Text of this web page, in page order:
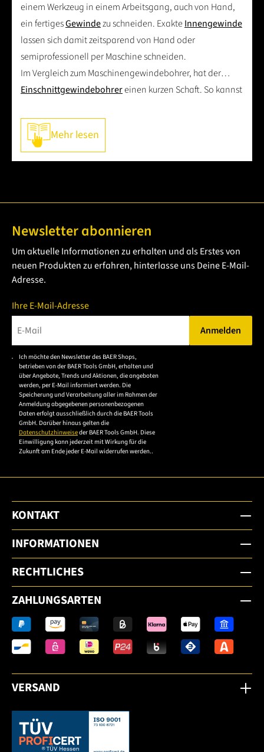
einem Werkzeug in einem Arbeitsgang, auch von Hand,
ein fertigesGewindezu schneiden. ExakteInnengewinde
lassen sich damit zeitsparend von Hand oder
semiprofessionell per Maschine schneiden.
Im Vergleich zum Maschinengewindebohrer, hat der
Einschnittgewindebohrereinen kurzen Schaft. So kannst
verkanten und lässt sich mit Windeisen,
Werkzeugratschen oder anderen Haltewerkzeugen mit
Vierkantaufnahme betätigen.
einen Vorschneider oder Mittelschneider.
Handgewindebohrer-Satz ganz klar den preislichen
Vorteil, da nicht mehr zwei oder dreiGewindebohrerzum
Vorschneiden benötigt werden, sondern nur noch ein
auch die Effizienz beim Gewindeschneiden deutlich
Durch die geraden Nuten und dem Schälanschnitt
werden die Späne in Schneidrichtung aus der Bohrung
gedrückt und sind dadurch nur fürDurchgangslöcher
einsetzbar. In Sacklöchern würde es zu
Spanverklemmungen kommen und
Werkzeugbeschädigungen kommen. Durch seine gerade
und flachen Nuten, ist dieserGewindebohrer
mit spiralgenuteteGewindeschneider
Mehr lesen
Newsletter abonnieren
Um aktuelle Informationen zu erhalten und als Erstes von
neuen Produkten zu erfahren, hinterlasse uns Deine E-Mail-
Adresse.
Ihre E-Mail-Adresse
Bitte geben Sie eine gültige E-Mail-Adresse ein.
Anmelden
Ich möchte den Newsletter des BAER Shops,
betrieben von der BAER Tools GmbH, erhalten und
über Angebote, Trends und Aktionen, die angeboten
werden, per E-Mail informiert werden. Die
Speicherung und Verarbeitung aller im Rahmen der
Anmeldung abgegebenen personenbezogenen
Daten erfolgt ausschließlich durch die BAER Tools
GmbH. Darüber hinaus gelten die
Datenschutzhinweiseder BAER Tools GmbH. Diese
Einwilligung kann jederzeit mit Wirkung für die
Zukunft am Ende jeder E-Mail widerrufen werden..
KONTAKT
INFORMATIONEN
RECHTLICHES
ZAHLUNGSARTEN
VERSAND
Dieser Link öffnet sich in einem neuen Tab.